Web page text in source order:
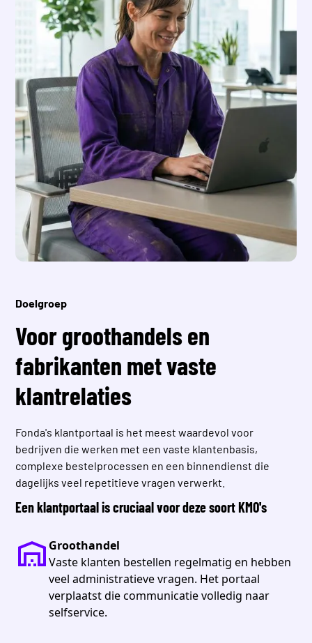
Doelgroep
Voor groothandels en
fabrikanten met vaste
klantrelaties
Fonda's klantportaal is het meest waardevol voor
bedrijven die werken met een vaste klantenbasis,
complexe bestelprocessen en een binnendienst die
dagelijks veel repetitieve vragen verwerkt.
Een klantportaal is cruciaal voor deze soort KMO's
Groothandel
Vaste klanten bestellen regelmatig en hebben
veel administratieve vragen. Het portaal
verplaatst die communicatie volledig naar
selfservice.